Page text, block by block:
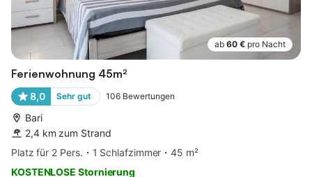
ab 60 € pro Nacht
Ferienwohnung 45m²
8,0 Sehr gut 106 Bewertungen
Bari
2,4 km zum Strand
Platz für 2 Pers.
1 Schlafzimmer
45 m²
KOSTENLOSE Stornierung